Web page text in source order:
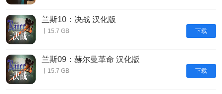
下载
兰斯10：决战 汉化版
丨15.7 GB
下载
兰斯09：赫尔曼革命 汉化版
丨15.7 GB